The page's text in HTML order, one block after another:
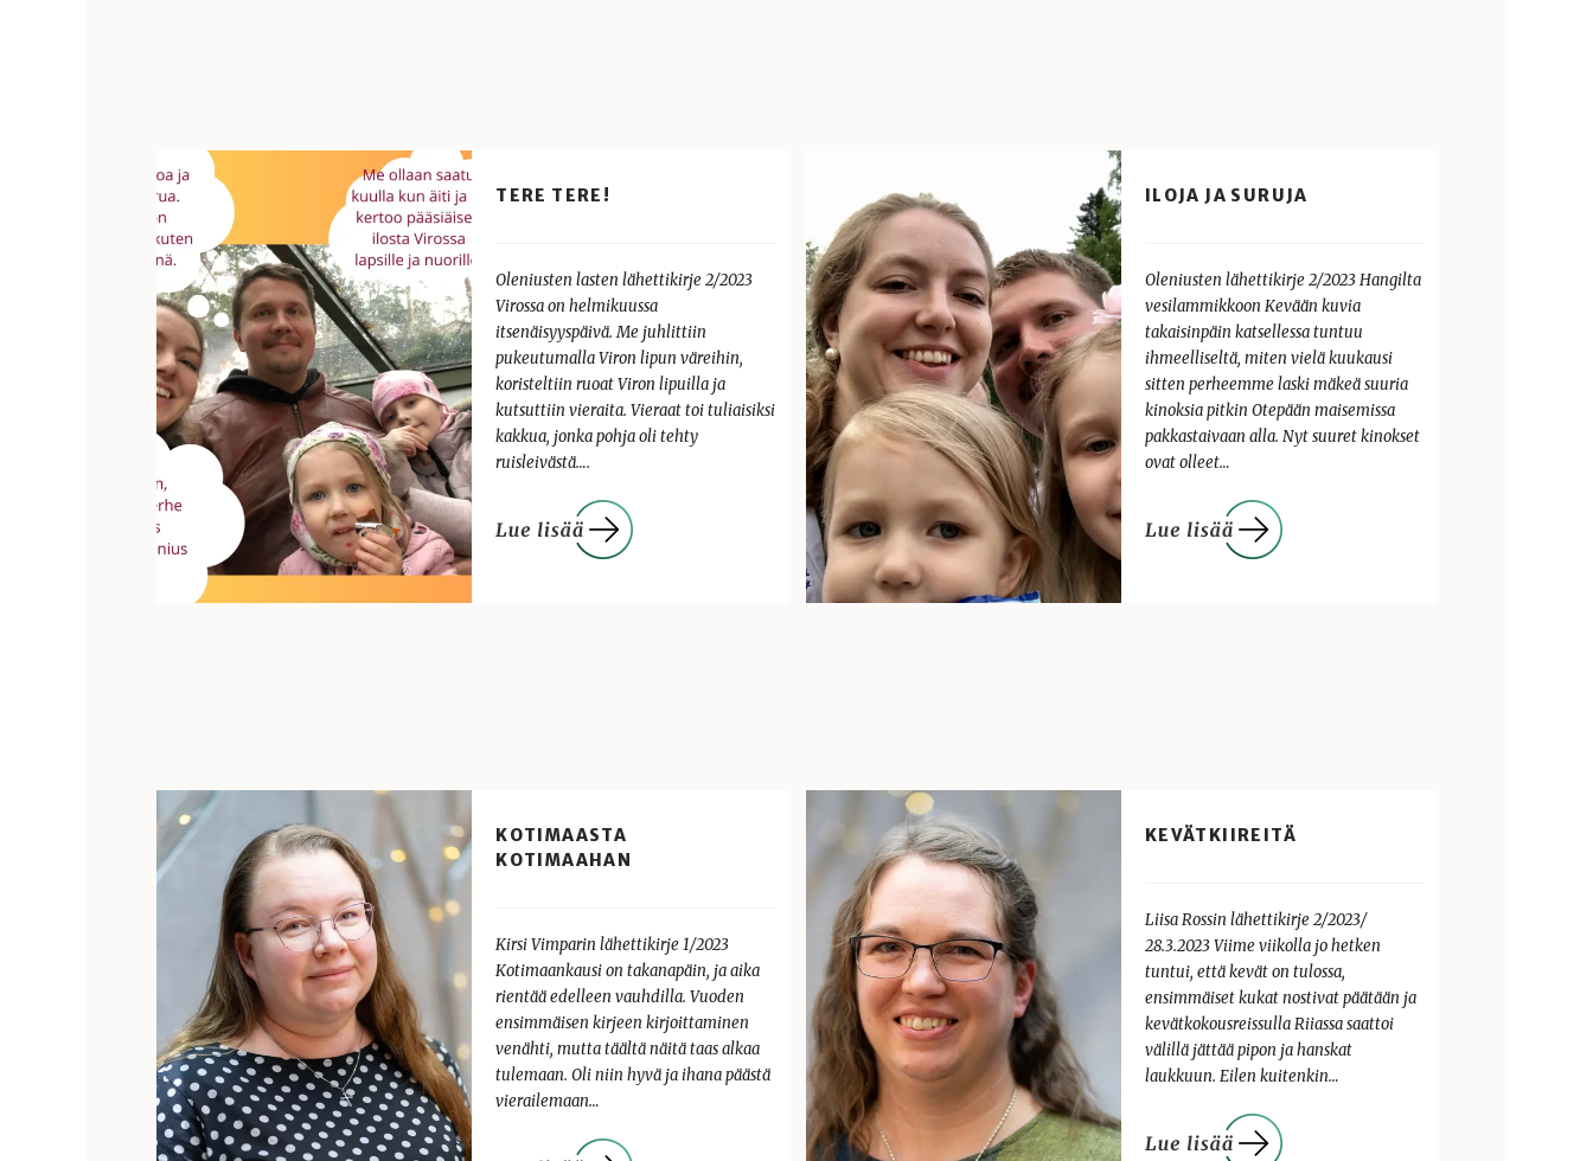
TERE TERE!
Oleniusten lasten lähettikirje 2/2023
Virossa on helmikuussa
itsenäisyyspäivä. Me juhlittiin
pukeutumalla Viron lipun väreihin,
koristeltiin ruoat Viron lipuilla ja
kutsuttiin vieraita. Vieraat toi tuliaisiksi
kakkua, jonka pohja oli tehty
ruisleivästä….
ILOJA JA SURUJA
Oleniusten lähettikirje 2/2023 Hangilta
vesilammikkoon Kevään kuvia
takaisinpäin katsellessa tuntuu
ihmeelliseltä, miten vielä kuukausi
sitten perheemme laski mäkeä suuria
kinoksia pitkin Otepään maisemissa
pakkastaivaan alla. Nyt suuret kinokset
ovat olleet…
KOTIMAASTA
KOTIMAAHAN
Kirsi Vimparin lähettikirje 1/2023
Kotimaankausi on takanapäin, ja aika
rientää edelleen vauhdilla. Vuoden
ensimmäisen kirjeen kirjoittaminen
venähti, mutta täältä näitä taas alkaa
tulemaan. Oli niin hyvä ja ihana päästä
vierailemaan…
KEVÄTKIIREITÄ
Liisa Rossin lähettikirje 2/2023/
28.3.2023 Viime viikolla jo hetken
tuntui, että kevät on tulossa,
ensimmäiset kukat nostivat päätään ja
kevätkokousreissulla Riiassa saattoi
välillä jättää pipon ja hanskat
laukkuun. Eilen kuitenkin…